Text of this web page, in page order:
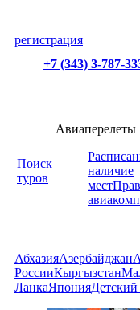
регистрация
+7 (343) 3-787-
Поиск
туров
Авиаперелеты
наличие
мест
АбхазияАзербайджан
РоссииКыргызстан
ЛанкаЯпония